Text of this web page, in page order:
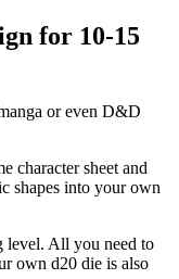
Wij reserveren
zelf een datum
het kopje
kiezen? Schrijf je
workshop die als prijs
workshop nog te
for 10-15
or even D&D
character sheet and
shapes into your own
level. All you need to
own d20 die is also